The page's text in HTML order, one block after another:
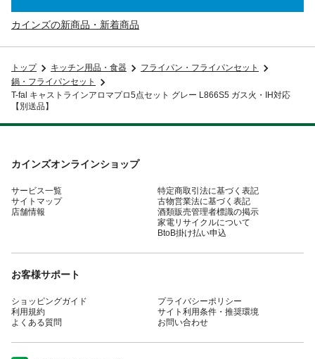
カインズの新商品・新着商品
トップ キッチン用品・食器
フライパン・フライパンセット
鍋・フライパンセット
T-fal キャストラインアロマプロ5点セット グレー L866S5 ガス火・IH対応
【別送品】
カインズオンラインショップ
サービス一覧
サイトマップ
店舗情報
特定商取引法に基づく表記
古物営業法に基づく表記
酒類販売管理者標識の掲示
家電リサイクルについて
BtoB掛け払い申込
お客様サポート
ショッピングガイド
利用規約
よくある質問
プライバシーポリシー
サイト利用条件・推奨環境
お問い合わせ